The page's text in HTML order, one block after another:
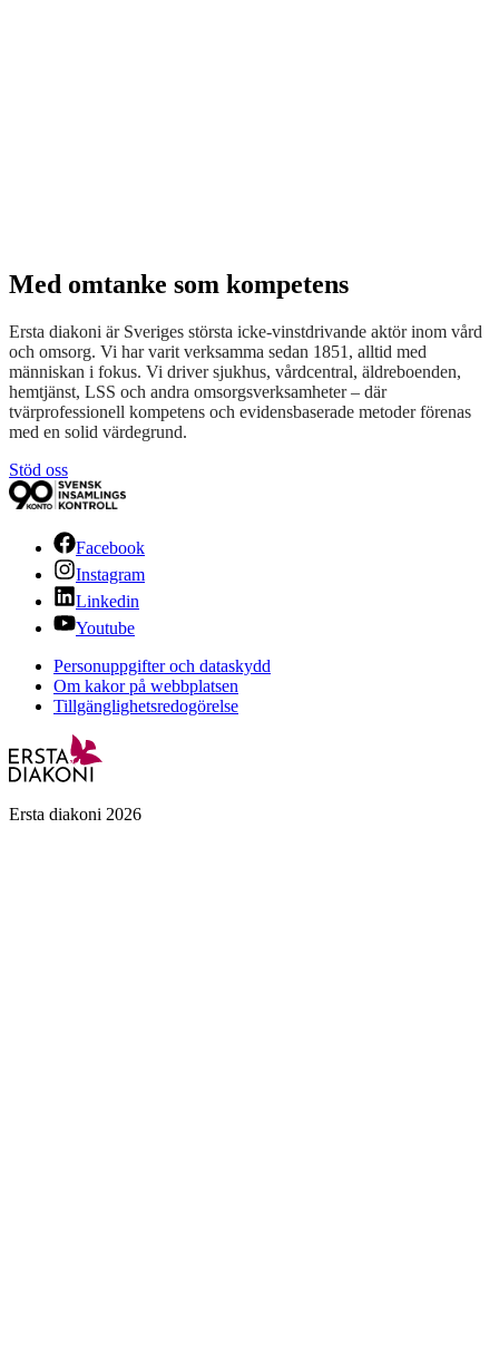
Med omtanke som kompetens
Ersta diakoni är Sveriges största icke-vinstdrivande aktör inom vård
och omsorg. Vi har varit verksamma sedan 1851, alltid med
människan i fokus. Vi driver sjukhus, vårdcentral, äldreboenden,
hemtjänst, LSS och andra omsorgsverksamheter – där
tvärprofessionell kompetens och evidensbaserade metoder förenas
med en solid värdegrund.
Stöd oss
Facebook
Instagram
Linkedin
Youtube
Personuppgifter och dataskydd
Om kakor på webbplatsen
Tillgänglighetsredogörelse
Ersta diakoni 2026